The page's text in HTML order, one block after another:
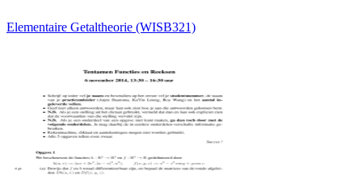
Elementaire Getaltheorie (WISB321)